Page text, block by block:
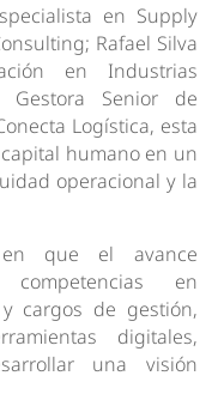
en Supply
Rafael Silva
en Industrias
Gestora Senior de
Logística, esta
humano en un
operacional y la
en que el avance
en
cargos de gestión,
digitales,
una visión